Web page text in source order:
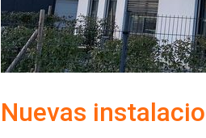
Nuevas